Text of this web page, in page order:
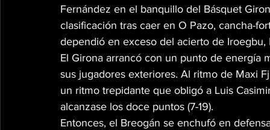
Fernández en el banquillo del Básquet
clasificación tras caer en O Pazo, cancha-
dependió en exceso del acierto de Iroegbu,
El Girona arrancó con un punto de energía
sus jugadores exteriores. Al ritmo de Maxi
un ritmo trepidante que obligó a Luis
alcanzase los doce puntos (7-19).
Entonces, el Breogán se enchufó en